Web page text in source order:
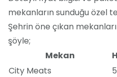
mekanların sunduğu özel
Şehrin öne çıkan
şöyle;
Mekan
City Meats